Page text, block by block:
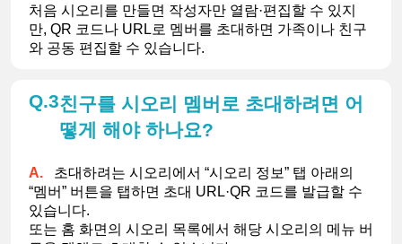
처음 시오리를 만들면 작성자만 열람·편집할 수 있지
만, QR 코드나 URL로 멤버를 초대하면 가족이나 친구
와 공동 편집할 수 있습니다.
3친구를 시오리 멤버로 초대하려면 어
떻게 해야 하나요?
초대하려는 시오리에서 “시오리 정보” 탭 아래의
“멤버” 버튼을 탭하면 초대 URL·QR 코드를 발급할 수
있습니다.
또는 홈 화면의 시오리 목록에서 해당 시오리의 메뉴 버